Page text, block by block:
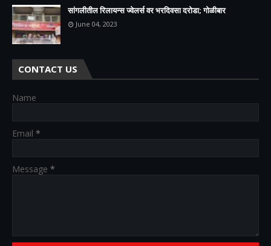
सांगलीतील रिलायन्स ज्वेलर्स वर भरदिवसा दरोडा; गोळीबार
June 04, 2023
CONTACT US
Name
Email *
Message *